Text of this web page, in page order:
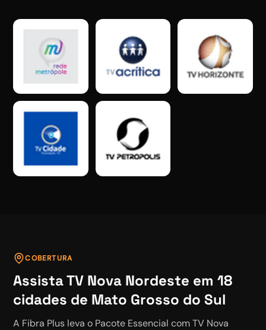
COBERTURA
AssistaTV Nova Nordeste em18
cidades de Mato Grosso do Sul
A Fibra Plus leva o Pacote Essencial comTV Nova